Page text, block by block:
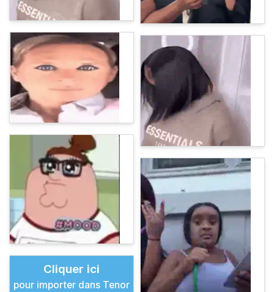
Cliquer ici
pour importer dans Tenor